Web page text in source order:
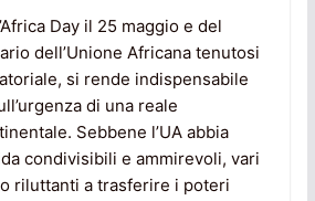
Day il 25 maggio e del
dell’Unione Africana tenutosi
si rende indispensabile
di una reale
Sebbene l’UA abbia
condivisibili e ammirevoli, vari
riluttanti a trasferire i poteri